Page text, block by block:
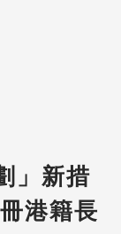
」新措
港籍長